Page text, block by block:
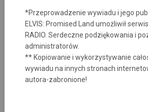
*Przeprowadzenie wywiadu i jego
ELVIS: Promised Land umożliwił
RADIO. Serdeczne podziękowania i
administratorów.
** Kopiowanie i wykorzystywanie
wywiadu na innych stronach
autora-zabronione!